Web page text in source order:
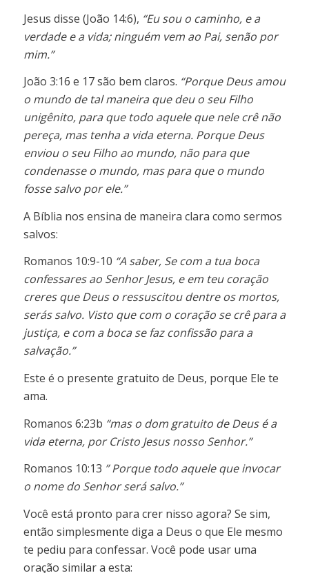
Jesus disse (João 14:6), “Eu sou o caminho, e a
verdade e a vida; ninguém vem ao Pai, senão por
mim.”
João 3:16 e 17 são bem claros. “Porque Deus amou
o mundo de tal maneira que deu o seu Filho
unigênito, para que todo aquele que nele crê não
pereça, mas tenha a vida eterna. Porque Deus
enviou o seu Filho ao mundo, não para que
condenasse o mundo, mas para que o mundo
fosse salvo por ele.”
A Bíblia nos ensina de maneira clara como sermos
salvos:
Romanos 10:9-10 “A saber, Se com a tua boca
confessares ao Senhor Jesus, e em teu coração
creres que Deus o ressuscitou dentre os mortos,
serás salvo. Visto que com o coração se crê para a
justiça, e com a boca se faz confissão para a
salvação.”
Este é o presente gratuito de Deus, porque Ele te
ama.
Romanos 6:23b “mas o dom gratuito de Deus é a
vida eterna, por Cristo Jesus nosso Senhor.”
Romanos 10:13 ” Porque todo aquele que invocar
o nome do Senhor será salvo.”
Você está pronto para crer nisso agora? Se sim,
então simplesmente diga a Deus o que Ele mesmo
te pediu para confessar. Você pode usar uma
oração similar a esta: